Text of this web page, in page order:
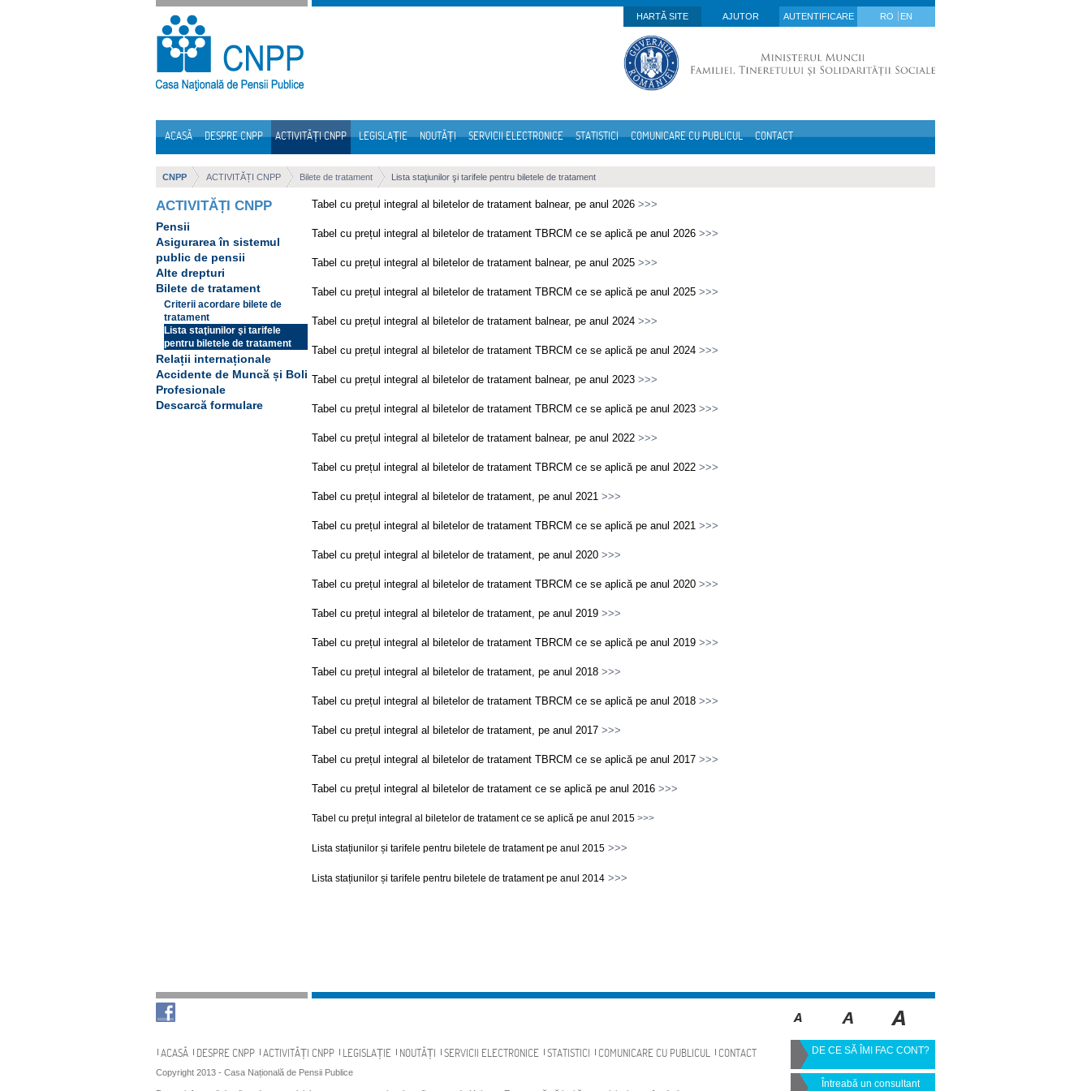
Sari la continut
HARTĂ SITE
AJUTOR AUTENTIFICARE RO EN
ACASĂ DESPRE CNPP ACTIVITĂȚI CNPP LEGISLAȚIE NOUTĂȚI SERVICII ELECTRONICE STATISTICI COMUNICARE CU PUBLICUL CONTACT
CNPP ACTIVITĂȚI CNPP Bilete de tratament Lista staţiunilor şi tarifele pentru biletele de tratament
ACTIVITĂȚI CNPP
Pensii
Asigurarea în sistemul
public de pensii
Alte drepturi
Bilete de tratament
Criterii acordare bilete de
tratament
Lista staţiunilor şi tarifele
pentru biletele de tratament
Relații internaționale
Accidente de Muncă și Boli
Profesionale
Descarcă formulare
Tabel cu prețul integral al biletelor de tratament balnear, pe anul 2026 >>>
Tabel cu prețul integral al biletelor de tratament TBRCM ce se aplică pe anul 2026 >>>
Tabel cu prețul integral al biletelor de tratament balnear, pe anul 2025 >>>
Tabel cu prețul integral al biletelor de tratament TBRCM ce se aplică pe anul 2025 >>>
Tabel cu prețul integral al biletelor de tratament balnear, pe anul 2024 >>>
Tabel cu prețul integral al biletelor de tratament TBRCM ce se aplică pe anul 2024 >>>
Tabel cu prețul integral al biletelor de tratament balnear, pe anul 2023 >>>
Tabel cu prețul integral al biletelor de tratament TBRCM ce se aplică pe anul 2023 >>>
Tabel cu prețul integral al biletelor de tratament balnear, pe anul 2022 >>>
Tabel cu prețul integral al biletelor de tratament TBRCM ce se aplică pe anul 2022 >>>
Tabel cu prețul integral al biletelor de tratament, pe anul 2021 >>>
Tabel cu prețul integral al biletelor de tratament TBRCM ce se aplică pe anul 2021 >>>
Tabel cu prețul integral al biletelor de tratament, pe anul 2020 >>>
Tabel cu prețul integral al biletelor de tratament TBRCM ce se aplică pe anul 2020 >>>
Tabel cu prețul integral al biletelor de tratament, pe anul 2019 >>>
Tabel cu prețul integral al biletelor de tratament TBRCM ce se aplică pe anul 2019 >>>
Tabel cu prețul integral al biletelor de tratament, pe anul 2018 >>>
Tabel cu prețul integral al biletelor de tratament TBRCM ce se aplică pe anul 2018 >>>
Tabel cu prețul integral al biletelor de tratament, pe anul 2017 >>>
Tabel cu prețul integral al biletelor de tratament TBRCM ce se aplică pe anul 2017 >>>
Tabel cu prețul integral al biletelor de tratament ce se aplică pe anul 2016 >>>
Tabel cu prețul integral al biletelor de tratament ce se aplică pe anul 2015 >>>
Lista stațiunilor și tarifele pentru biletele de tratament pe anul 2015 >>>
Lista stațiunilor și tarifele pentru biletele de tratament pe anul 2014 >>>
Navigare
ACASĂ DESPRE CNPP ACTIVITĂȚI CNPP LEGISLAȚIE NOUTĂȚI SERVICII ELECTRONICE STATISTICI COMUNICARE CU PUBLICUL CONTACT
Copyright 2013 - Casa Națională de Pensii Publice
DE CE SĂ ÎMI FAC CONT?
Întreabă un consultant